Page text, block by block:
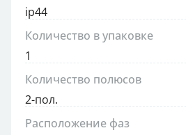
ip44
Количество в упаковке
1
Количество полюсов
2-пол.
Расположение фаз